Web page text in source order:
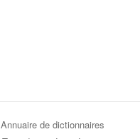
Annuaire de dictionnaires